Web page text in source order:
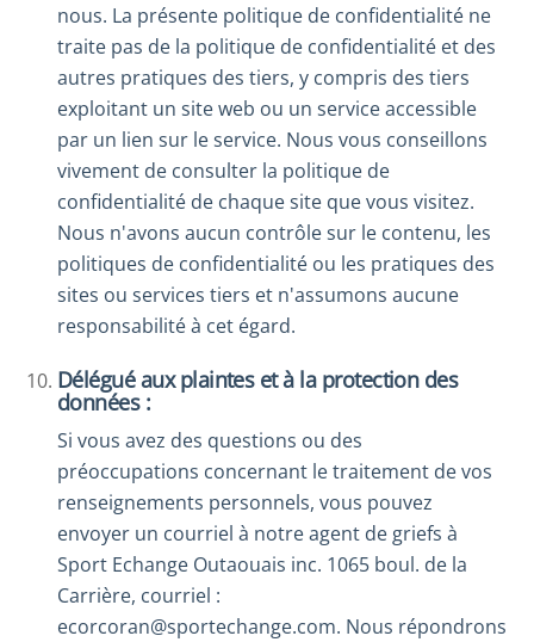
nous. La présente politique de confidentialité ne
traite pas de la politique de confidentialité et des
autres pratiques des tiers, y compris des tiers
exploitant un site web ou un service accessible
par un lien sur le service. Nous vous conseillons
vivement de consulter la politique de
confidentialité de chaque site que vous visitez.
Nous n'avons aucun contrôle sur le contenu, les
politiques de confidentialité ou les pratiques des
sites ou services tiers et n'assumons aucune
responsabilité à cet égard.
Délégué aux plaintes et à la protection des
données :
Si vous avez des questions ou des
préoccupations concernant le traitement de vos
renseignements personnels, vous pouvez
envoyer un courriel à notre agent de griefs à
Sport Echange Outaouais inc. 1065 boul. de la
Carrière, courriel :
ecorcoran@sportechange.com. Nous répondrons